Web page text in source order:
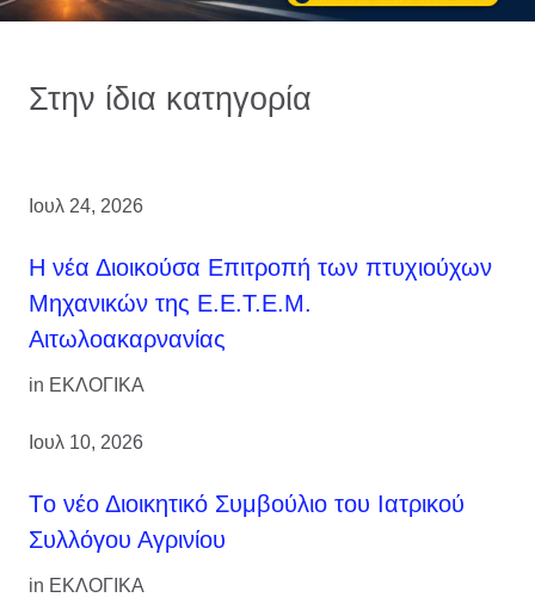
Στην ίδια κατηγορία
Ιουλ 24, 2026
H νέα Διοικούσα Επιτροπή των πτυχιούχων
Μηχανικών της Ε.Ε.Τ.Ε.Μ.
Αιτωλοακαρνανίας
in ΕΚΛΟΓΙΚΑ
Ιουλ 10, 2026
Tο νέο Διοικητικό Συμβούλιο του Ιατρικού
Συλλόγου Αγρινίου
in ΕΚΛΟΓΙΚΑ